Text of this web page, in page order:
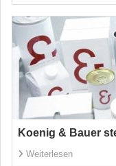
Koenig & Bauer
Weiterlesen